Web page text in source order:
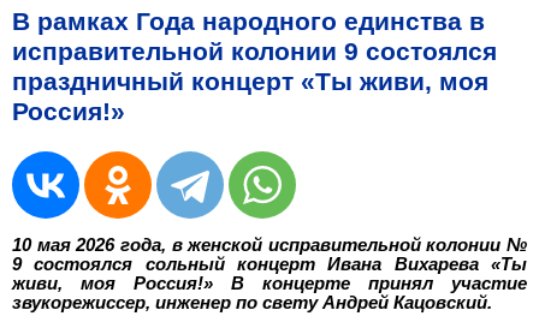
В рамках Года народного единства в
исправительной колонии 9 состоялся
праздничный концерт «Ты живи, моя
Россия!»
10 мая 2026 года, в женской исправительной колонии №
9 состоялся сольный концерт Ивана Вихарева «Ты
живи, моя Россия!» В концерте принял участие
звукорежиссер, инженер по свету Андрей Кацовский.